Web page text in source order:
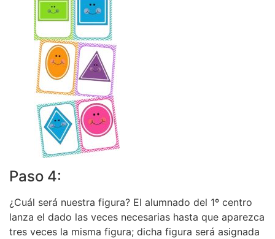
Paso 4:
¿Cuál será nuestra figura? El alumnado del 1º centro
lanza el dado las veces necesarias hasta que aparezca
tres veces la misma figura; dicha figura será asignada